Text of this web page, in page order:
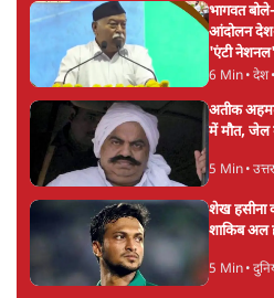
भागवत
आंदोलन देश-
'एंटी नेशनल'
6 Min• देश•
अतीक
में मौत, जेल
5 Min•
शेख हसीना
शाकिब अल
5 Min•